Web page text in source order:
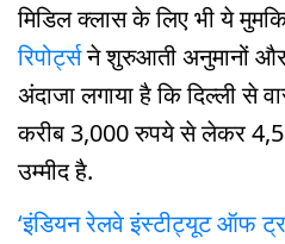
मिडिल क्लास के लिए भी ये
रिपोर्ट्सने शुरुआती अनुमानों
अंदाजा लगाया है कि दिल्ली से
करीब 3,000 रुपये से लेकर
उम्मीद है.
‘इंडियन रेलवे इंस्टीट्यूट ऑफ